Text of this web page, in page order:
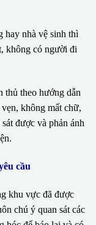
hay nhà vệ sinh thì
không có người đi
thủ theo hướng dẫn
không mất chữ,
được và phản ánh
cầu
khu vực đã được
chú ý quan sát các